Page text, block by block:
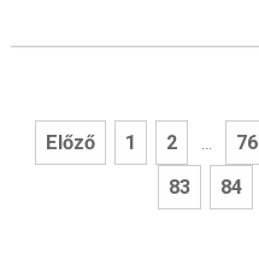
Előző 1 2 ... 76
83 84